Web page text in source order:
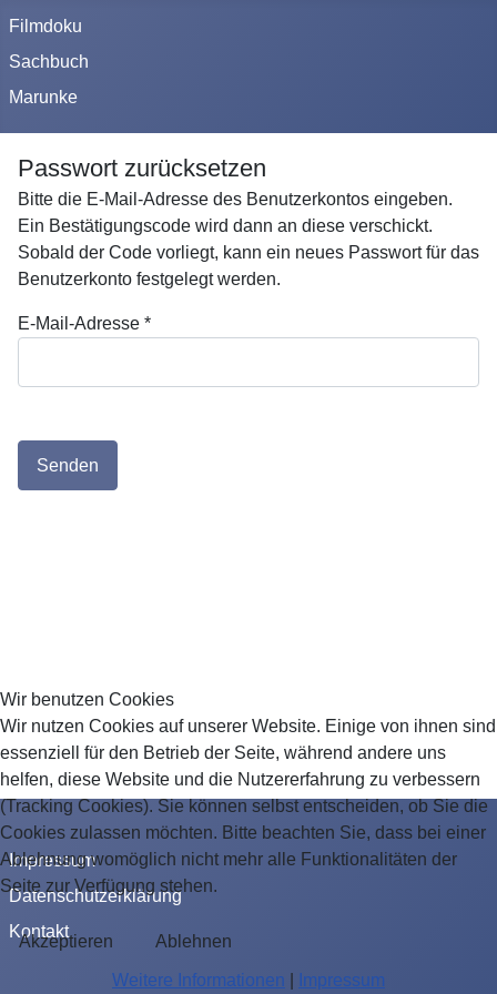
Filmdoku
Sachbuch
Marunke
Passwort zurücksetzen
Bitte die E-Mail-Adresse des Benutzerkontos eingeben.
Ein Bestätigungscode wird dann an diese verschickt.
Sobald der Code vorliegt, kann ein neues Passwort für das
Benutzerkonto festgelegt werden.
E-Mail-Adresse *
Senden
Impressum
Datenschutzerklärung
Kontakt
Wir benutzen Cookies
Wir nutzen Cookies auf unserer Website. Einige von ihnen sind
essenziell für den Betrieb der Seite, während andere uns
helfen, diese Website und die Nutzererfahrung zu verbessern
(Tracking Cookies). Sie können selbst entscheiden, ob Sie die
Cookies zulassen möchten. Bitte beachten Sie, dass bei einer
Ablehnung womöglich nicht mehr alle Funktionalitäten der
Seite zur Verfügung stehen.
Akzeptieren Ablehnen
Weitere Informationen Impressum